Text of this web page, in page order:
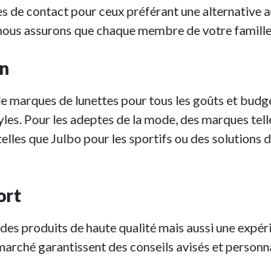
contact pour ceux préférant une alternative
assurons que chaque membre de votre
de lunettes pour tous les goûts et
Pour les adeptes de la mode, des marques
que Julbo pour les sportifs ou des solutions
produits de haute qualité mais aussi une
garantissent des conseils avisés et